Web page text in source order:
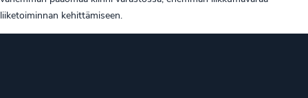
liiketoiminnan kehittämiseen.